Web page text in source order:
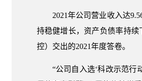
2021年公司营业收入达
持稳健增长，资产负债率持
控）交出的2021年度答卷。
“公司自入选‘科改示范